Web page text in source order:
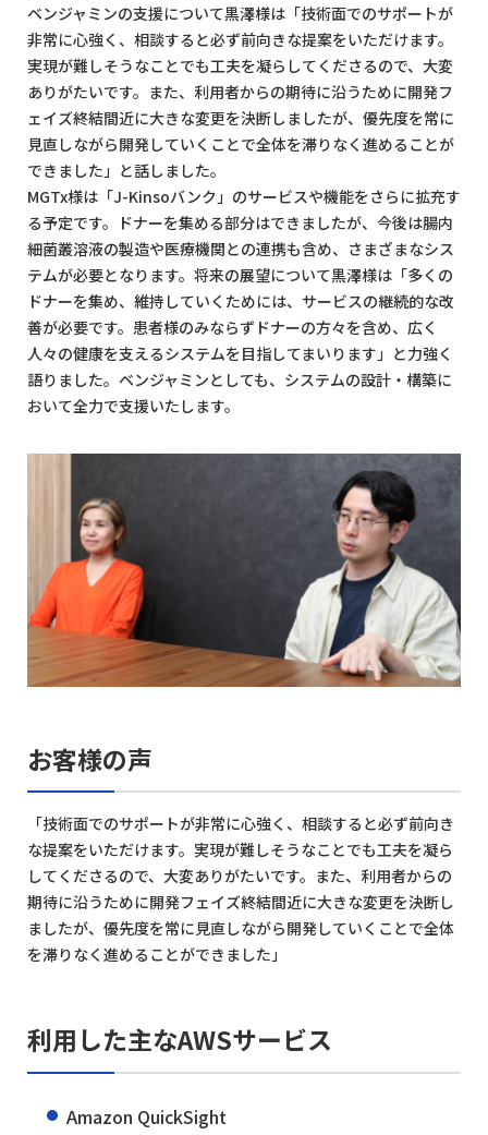
ベンジャミンの支援について黒澤様は「技術面でのサポートが
非常に心強く、相談すると必ず前向きな提案をいただけます。
実現が難しそうなことでも工夫を凝らしてくださるので、大変
ありがたいです。また、利用者からの期待に沿うために開発フ
ェイズ終結間近に大きな変更を決断しましたが、優先度を常に
見直しながら開発していくことで全体を滞りなく進めることが
できました」と話しました。
MGTx様は「J-Kinsoバンク」のサービスや機能をさらに拡充す
る予定です。ドナーを集める部分はできましたが、今後は腸内
細菌叢溶液の製造や医療機関との連携も含め、さまざまなシス
テムが必要となります。将来の展望について黒澤様は「多くの
ドナーを集め、維持していくためには、サービスの継続的な改
善が必要です。患者様のみならずドナーの方々を含め、広く
人々の健康を支えるシステムを目指してまいります」と力強く
語りました。ベンジャミンとしても、システムの設計・構築に
おいて全力で支援いたします。
お客様の声
「技術面でのサポートが非常に心強く、相談すると必ず前向き
な提案をいただけます。実現が難しそうなことでも工夫を凝ら
してくださるので、大変ありがたいです。また、利用者からの
期待に沿うために開発フェイズ終結間近に大きな変更を決断し
ましたが、優先度を常に見直しながら開発していくことで全体
を滞りなく進めることができました」
利用した主なAWSサービス
Amazon QuickSight